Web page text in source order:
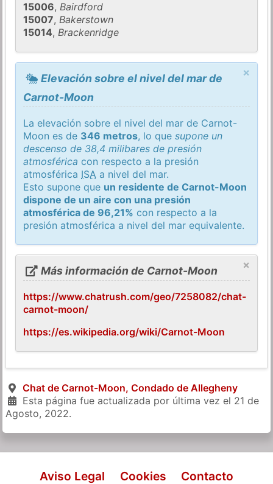
15006,Bairdford
15007,Bakerstown
15014,Brackenridge
×
Elevación sobre el nivel del mar de
Carnot-Moon
La elevación sobre el nivel del mar de Carnot-
Moon es de 346 metros, lo quesupone un
descenso de 38,4 milibares de presión
atmosférica con respecto a la presión
atmosférica ISA a nivel del mar.
Esto supone que un residente de Carnot-Moon
dispone de un aire con una presión
atmosférica de 96,21% con respecto a la
presión atmosférica a nivel del mar equivalente.
×
Más información de Carnot-Moon
https://www.chatrush.com/geo/7258082/chat-
carnot-moon/
https://es.wikipedia.org/wiki/Carnot-Moon
Chat de Carnot-Moon, Condado de Allegheny
Esta página fue actualizada por última vez el 21 de
Agosto, 2022.
Aviso Legal Cookies Contacto